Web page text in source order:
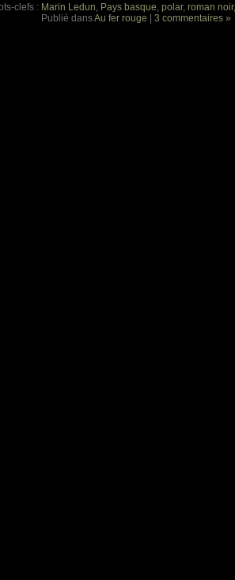
clefs : Marin Ledun Pays basque polar, roman noir,
Publié dansAu fer rouge | 3 commentaires »